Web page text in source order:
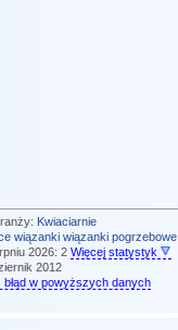
Kwiaciarnie
wiązanki wiązanki pogrzebowe
2026: 2 Więcej statystyk
2012
błąd w powyższych danych